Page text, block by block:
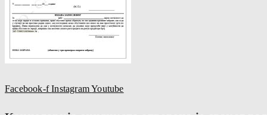
Facebook-f InstagramYoutube